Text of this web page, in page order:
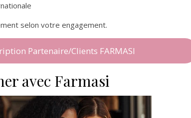
selon votre engagement.
Partenaire/Clients FARMASI
avec Farmasi